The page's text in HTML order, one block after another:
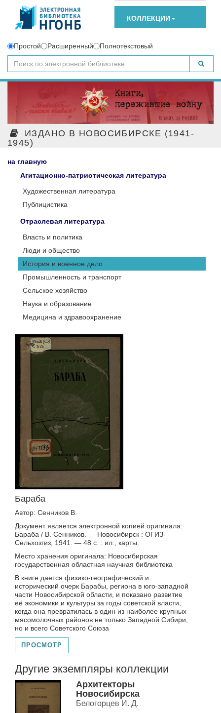
КОЛЛЕКЦИИ
Простой Расширенный Полнотекстовый
ИЗДАНО В НОВОСИБИРСКЕ (1941-
1945)
на главную
Агитационно-патриотическая литература
Художественная литература
Публицистика
Отраслевая литература
Власть и политика
Люди и общество
История и военное дело
Промышленность и транспорт
Сельское хозяйство
Наука и образование
Медицина и здравоохранение
Бараба
Автор: Сенников В.
Документ является электронной копией оригинала:
Бараба / В. Сенников. — Новосибирск : ОГИЗ-
Сельхозгиз, 1941. — 48 с. : ил., карты.
Место хранения оригинала: Новосибирская
государственная областная научная библиотека
В книге дается физико-географический и
исторический очерк Барабы, региона в юго-западной
части Новосибирской области, и показано развитие
её экономики и культуры за годы советской власти,
когда она превратилась в один из наиболее крупных
мясомолочных районов не только Западной Сибири,
но и всего Советского Союза
ПРОСМОТР
Другие экземпляры коллекции
Архитекторы
Новосибирска
Белогорцев И. Д.